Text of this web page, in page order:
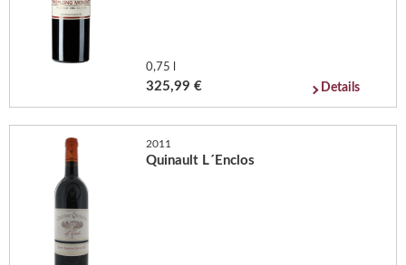
0,75 l
325,99 € Details
2011
Quinault L´Enclos